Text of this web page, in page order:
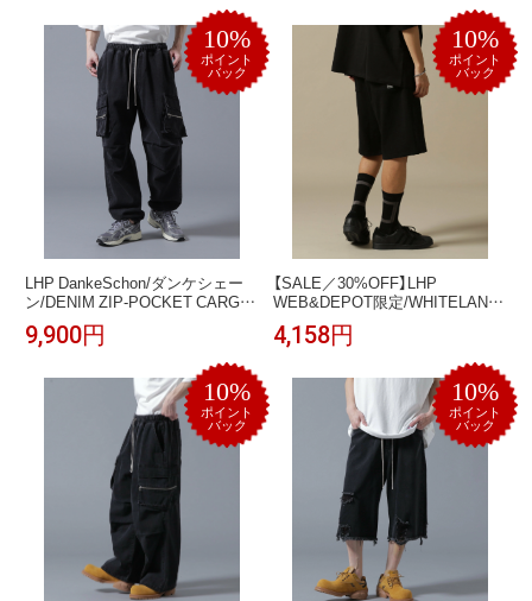
10%
ポイント
バック
LHP DankeSchon/ダンケシェー
ン/DENIM ZIP-POCKET CARGO
PANTS エルエイチピー パンツ そ
の他のパンツ ブラック グレー【送
9,900円
10%
ポイント
バック
【SALE／30%OFF】LHP
WEB&DEPOT限定/WHITELAND/
ホワイトランド/OWL/MINI
SILICON SWT SHORTS/スウェッ
トショーツ エルエイチピー パン
ツ その他のパンツ ホワイト カー
キグリーン ブラック【送料無料】
4,158円
10%
ポイント
バック
10%
ポイント
バック